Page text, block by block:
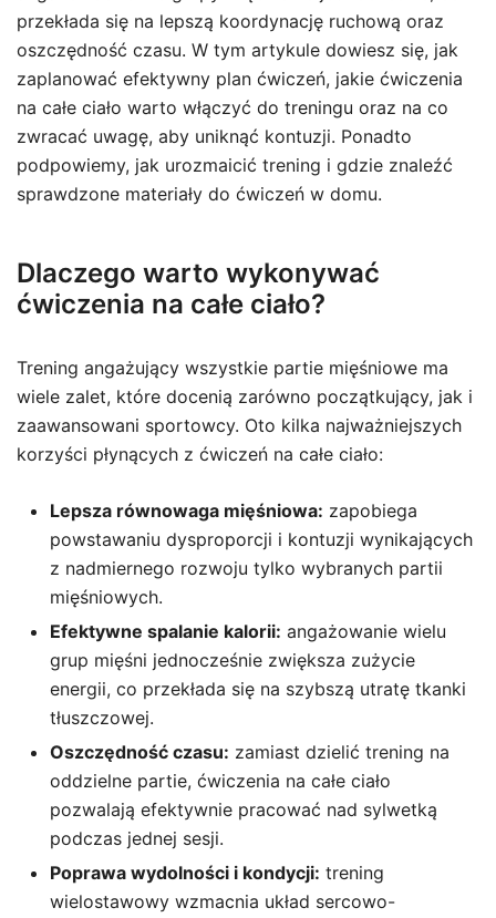
przekłada się na lepszą koordynację ruchową oraz
oszczędność czasu. W tym artykule dowiesz się, jak
zaplanować efektywny plan ćwiczeń, jakie ćwiczenia
na całe ciało warto włączyć do treningu oraz na co
zwracać uwagę, aby uniknąć kontuzji. Ponadto
podpowiemy, jak urozmaicić trening i gdzie znaleźć
sprawdzone materiały do ćwiczeń w domu.
Dlaczego warto wykonywać
ćwiczenia na całe ciało?
Trening angażujący wszystkie partie mięśniowe ma
wiele zalet, które docenią zarówno początkujący, jak i
zaawansowani sportowcy. Oto kilka najważniejszych
korzyści płynących z ćwiczeń na całe ciało:
Lepsza równowaga mięśniowa: zapobiega
powstawaniu dysproporcji i kontuzji wynikających
z nadmiernego rozwoju tylko wybranych partii
mięśniowych.
Efektywne spalanie kalorii: angażowanie wielu
grup mięśni jednocześnie zwiększa zużycie
energii, co przekłada się na szybszą utratę tkanki
tłuszczowej.
Oszczędność czasu: zamiast dzielić trening na
oddzielne partie, ćwiczenia na całe ciało
pozwalają efektywnie pracować nad sylwetką
podczas jednej sesji.
Poprawa wydolności i kondycji: trening
wielostawowy wzmacnia układ sercowo-